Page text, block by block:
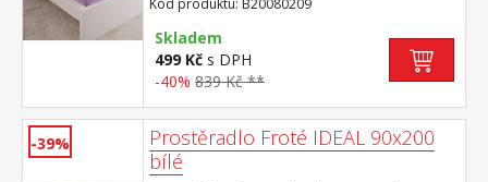
do výšky 25 cm pratelné do 60 °C
Kód produktu: B20080209
Skladem
499 Kč s DPH
-40% 839 Kč **
-39%
Prostěradlo Froté IDEAL 90x200
bílé